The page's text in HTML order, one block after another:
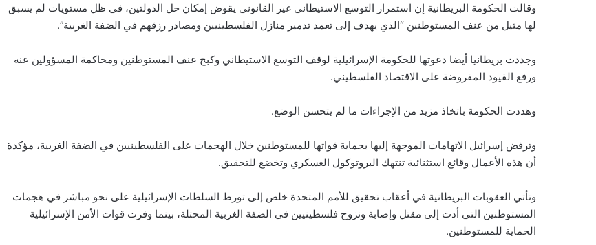
وقالت الحكومة البريطانية إن استمرار التوسع الاستيطاني غير القانوني يقوض إمكان حل الدولتين، في ظل مستويات لم يسبق
لها مثيل من عنف المستوطنين “الذي يهدف إلى تعمد تدمير منازل الفلسطينيين ومصادر رزقهم في الضفة الغربية”.
وجددت بريطانيا أيضا دعوتها للحكومة الإسرائيلية لوقف التوسع الاستيطاني وكبح عنف المستوطنين ومحاكمة المسؤولين عنه
ورفع القيود المفروضة على الاقتصاد الفلسطيني.
وهددت الحكومة باتخاذ مزيد من الإجراءات ما لم يتحسن الوضع.
وترفض إسرائيل الاتهامات الموجهة إليها بحماية قواتها للمستوطنين خلال الهجمات على الفلسطينيين في الضفة الغربية، مؤكدة
أن هذه الأعمال وقائع استثنائية تنتهك البروتوكول العسكري وتخضع للتحقيق.
وتأتي العقوبات البريطانية في أعقاب تحقيق للأمم المتحدة خلص إلى تورط السلطات الإسرائيلية على نحو مباشر في هجمات
المستوطنين التي أدت إلى مقتل وإصابة ونزوح فلسطينيين في الضفة الغربية المحتلة، بينما وفرت قوات الأمن الإسرائيلية
الحماية للمستوطنين.